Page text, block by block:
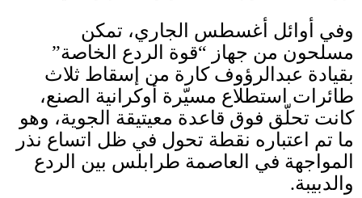
وفي أوائل أغسطس الجاري، تمكن
مسلحون من جهاز “قوة الردع الخاصة”
بقيادة عبدالرؤوف كارة من إسقاط ثلاث
طائرات استطلاع مسيّرة أوكرانية الصنع،
كانت تحلّق فوق قاعدة معيتيقة الجوية، وهو
ما تم اعتباره نقطة تحول في ظل اتساع نذر
المواجهة في العاصمة طرابلس بين الردع
والدبيبة.